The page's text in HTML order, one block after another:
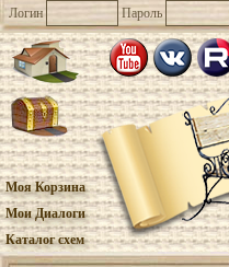
Логин Пароль
Моя Корзина
Мои Диалоги
Каталог схем